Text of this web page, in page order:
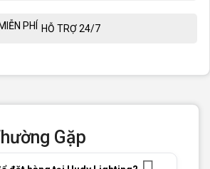
HỖ TRỢ 24/7
Gặp